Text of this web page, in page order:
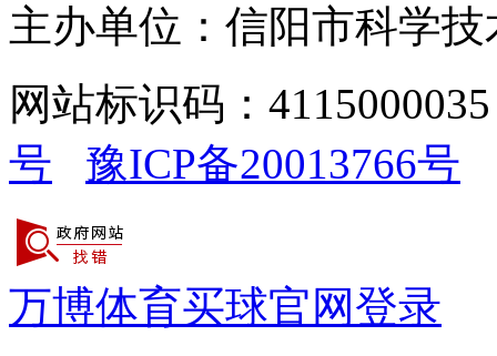
主办单位：信阳市科学
网站标识码：
号
豫ICP备20013766号
万博体育买球官网登录